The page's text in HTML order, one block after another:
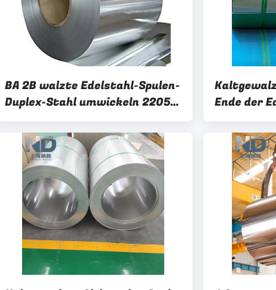
BA 2B walzte Edelstahl-Spulen-
Duplex-Stahl umwickeln 2205
2101 2507 2707 kalt
Ende der
3.5mm